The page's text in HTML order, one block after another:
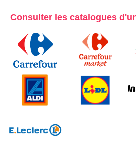
Consulter les catalogues